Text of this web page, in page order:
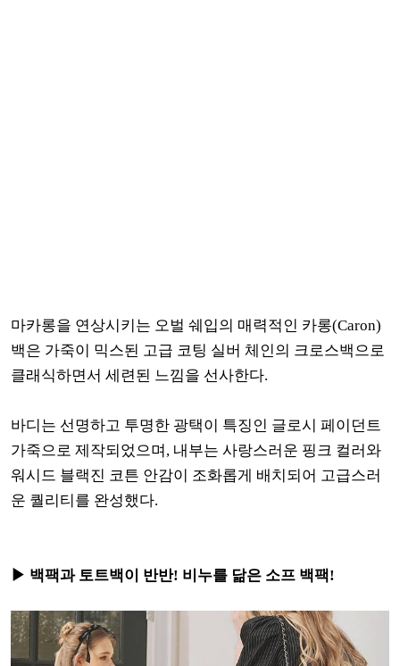
마카롱을 연상시키는 오벌 쉐입의 매력적인 카롱(Caron)
백은 가죽이 믹스된 고급 코팅 실버 체인의 크로스백으로
클래식하면서 세련된 느낌을 선사한다.
바디는 선명하고 투명한 광택이 특징인 글로시 페이던트
가죽으로 제작되었으며, 내부는 사랑스러운 핑크 컬러와
워시드 블랙진 코튼 안감이 조화롭게 배치되어 고급스러
운 퀄리티를 완성했다.
▶ 백팩과 토트백이 반반! 비누를 닮은 소프 백팩!